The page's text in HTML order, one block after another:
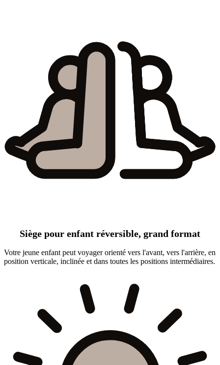
Siège pour enfant réversible, grand format
Votre jeune enfant peut voyager orienté vers l'avant, vers l'arrière, en
position verticale, inclinée et dans toutes les positions intermédiaires.